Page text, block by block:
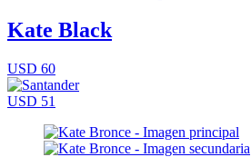
Kate Black
USD 60
USD 51